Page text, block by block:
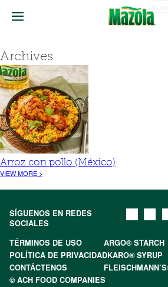
Archives
Arroz con pollo (México)
VIEW MORE >
SÍGUENOS EN REDES
SOCIALES
TÉRMINOS DE USO
ARGO® STARCH
POLÍTICA DE PRIVACIDADKARO® SYRUP
CONTÁCTENOS
© ACH FOOD COMPANIES